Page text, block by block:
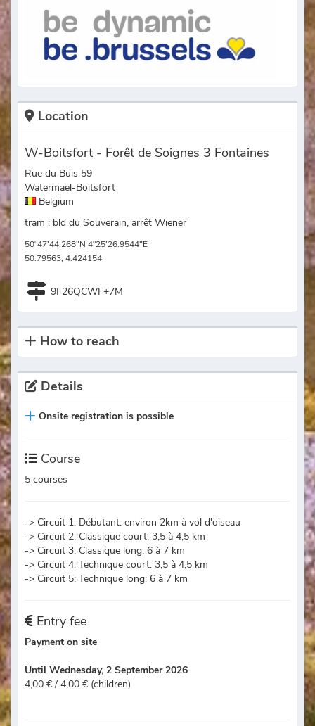
Location
W-Boitsfort - Forêt de Soignes 3 Fontaines
Rue du Buis 59
Watermael-Boitsfort
Belgium
tram : bld du Souverain, arrêt Wiener
50°47'44.268"N 4°25'26.9544"E
50.79563, 4.424154
9F26QCWF+7M
How to reach
Details
Onsite registration is possible
Course
5 courses
-> Circuit 1: Débutant: environ 2km à vol d'oiseau
-> Circuit 2: Classique court: 3,5 à 4,5 km
-> Circuit 3: Classique long: 6 à 7 km
-> Circuit 4: Technique court: 3,5 à 4,5 km
-> Circuit 5: Technique long: 6 à 7 km
Entry fee
Payment on site
Until Wednesday, 2 September 2026
4,00 € / 4,00 € (children)